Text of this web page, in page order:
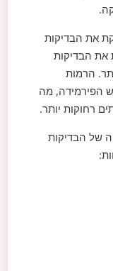
את הבדיקות
את הבדיקות
הרמות
הפירמידה, מה
רחוקות יותר.
של הבדיקות